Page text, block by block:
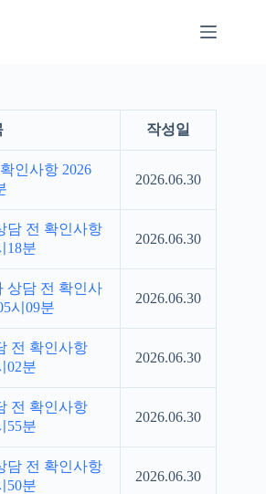
작성일
인사항 2026
2026.06.30
담 전 확인사항
18분
2026.06.30
상담 전 확인사
시09분
2026.06.30
전 확인사항
02분
2026.06.30
전 확인사항
55분
2026.06.30
담 전 확인사항
50분
2026.06.30